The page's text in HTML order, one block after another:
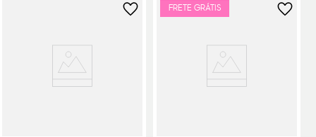
FRETE GRÁTIS